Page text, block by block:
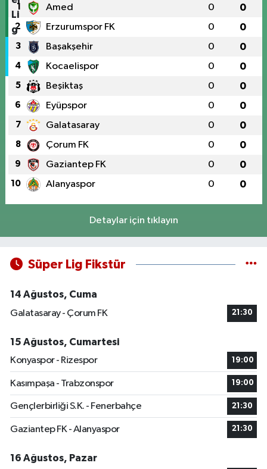
1 Amed 0 0
2 Erzurumspor FK 0 0
3 Başakşehir 0 0
4 Kocaelispor 0 0
5 Beşiktaş 0 0
6 Eyüpspor 0 0
7 Galatasaray 0 0
8 Çorum FK 0 0
9 Gaziantep FK 0 0
10 Alanyaspor 0 0
Detaylar için tıklayın
Süper Lig Fikstür
14 Ağustos, Cuma
Galatasaray - Çorum FK
21:30
15 Ağustos, Cumartesi
Konyaspor - Rizespor
19:00
Kasımpaşa - Trabzonspor 19:00
Gençlerbirliği S.K. - Fenerbahçe 21:30
Gaziantep FK - Alanyaspor 21:30
16 Ağustos, Pazar